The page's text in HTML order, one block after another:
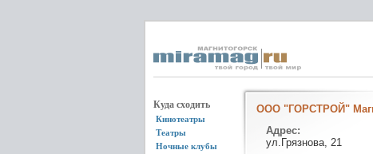
Куда сходить
Кинотеатры
Театры
Ночные клубы
ООО "ГОРСТРОЙ"
Адрес:
ул.Грязнова, 21